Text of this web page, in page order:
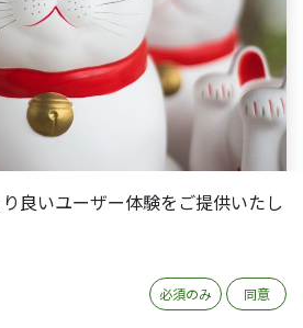
月に公開したもので、IT導入補
終締切：2018年12月18日）につ
です。補助対象・補助率・公募期
良いユーザー体験をご提供いたし
必須のみ 同意